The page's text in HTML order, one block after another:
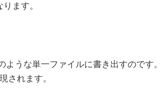
ます。
うな単一ファイルに書き出すのです。
されます。